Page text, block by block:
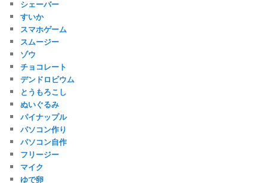
シェーバー
すいか
スマホゲーム
スムージー
ゾウ
チョコレート
デンドロビウム
とうもろこし
ぬいぐるみ
パイナップル
パソコン作り
パソコン自作
フリージー
マイク
ゆで卵